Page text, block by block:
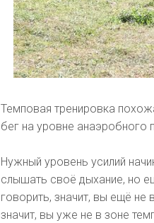
Темповая тренировка
бег на уровне анаэробного
Нужный уровень усилий
слышать своё дыхание, но
говорить, значит, вы ещё
значит, вы уже не в зоне